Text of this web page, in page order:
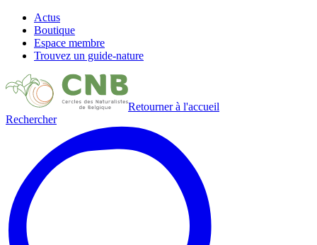
Actus
Boutique
Espace membre
Trouvez un guide-nature
Retourner à l'accueil
Rechercher